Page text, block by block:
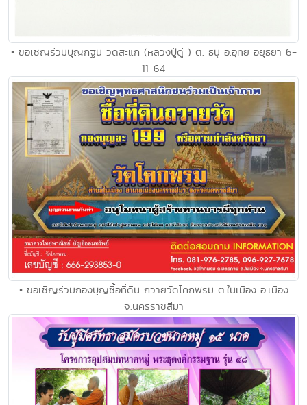
• ขอเชิญร่วมบุญกฐิน วัดสะแก (หลวงปู่ดู่ ) ต. ธนู อ.อุทัย อยุธยา 6-
11-64
• ขอเชิญร่วมกองบุญซื้อที่ดิน ถวายวัดโคกพรม ต.ในเมือง อ.เมือง
จ.นครราชสีมา